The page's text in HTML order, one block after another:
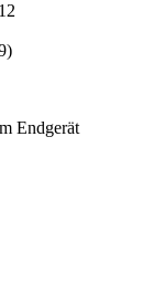
Endgerät